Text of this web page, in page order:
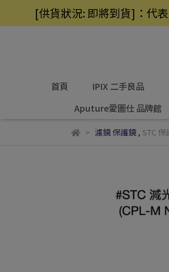
[供貨狀況: 即將到貨]：代
首頁 IPIX 二手良品
Aputure愛圖仕 品牌館
濾鏡 保護鏡, STC